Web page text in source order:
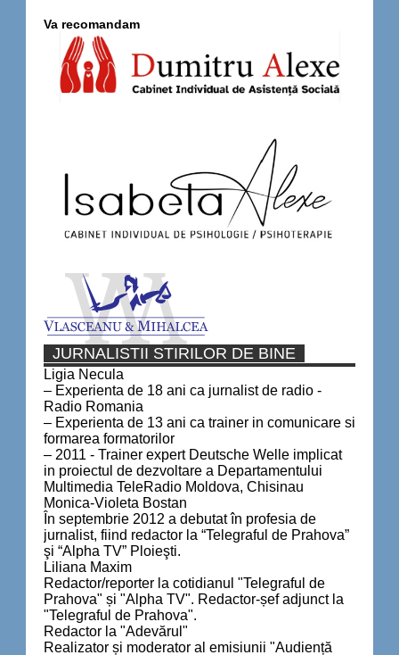
Va recomandam
JURNALISTII STIRILOR DE BINE
Ligia Necula
– Experienta de 18 ani ca jurnalist de radio -
Radio Romania
– Experienta de 13 ani ca trainer in comunicare si
formarea formatorilor
– 2011 - Trainer expert Deutsche Welle implicat
in proiectul de dezvoltare a Departamentului
Multimedia TeleRadio Moldova, Chisinau
Monica-Violeta Bostan
În septembrie 2012 a debutat în profesia de
jurnalist, fiind redactor la “Telegraful de Prahova”
şi “Alpha TV” Ploieşti.
Liliana Maxim
Redactor/reporter la cotidianul "Telegraful de
Prahova" și "Alpha TV". Redactor-șef adjunct la
"Telegraful de Prahova".
Redactor la "Adevărul"
Realizator și moderator al emisiunii "Audiență